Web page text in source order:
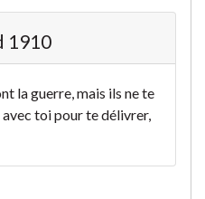
1910
la guerre, mais ils ne te
toi pour te délivrer,